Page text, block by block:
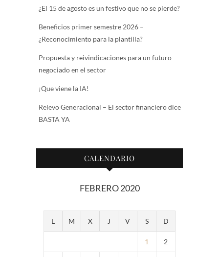
¿El 15 de agosto es un festivo que no se pierde?
Beneficios primer semestre 2026 –
¿Reconocimiento para la plantilla?
Propuesta y reivindicaciones para un futuro
negociado en el sector
¡Que viene la IA!
Relevo Generacional – El sector financiero dice
BASTA YA
CALENDARIO
FEBRERO 2020
L M X J V S D
1 2